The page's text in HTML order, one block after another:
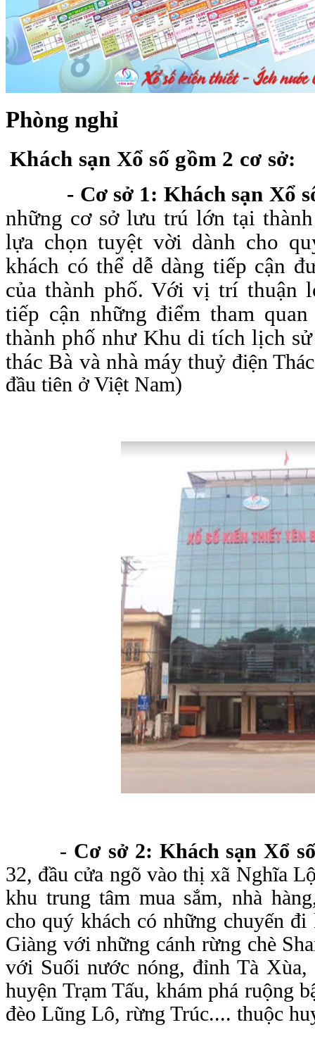
Phòng nghỉ
Khách sạn Xổ số gồm 2 cơ sở:
- Cơ sở 1: Khách sạn Xổ
những cơ sở lưu trú lớn tại
lựa chọn tuyệt vời dành cho
khách có thể dễ dàng tiếp cận
của thành phố. Với vị trí thuận
tiếp cận những điểm tham
thành phố như Khu di tích lịch
thác Bà và nhà máy thuỷ điện
đầu tiên ở Việt Nam)
- Cơ sở 2: Khách sạn Xổ
32, đầu cửa ngõ vào thị xã Nghĩa
khu trung tâm mua sắm, nhà
cho quý khách có những chuyến
Giàng với những cánh rừng chè
với Suối nước nóng, đỉnh Tà
huyện Trạm Tấu, khám phá ruộng
đèo Lũng Lô, rừng Trúc.... thuộc